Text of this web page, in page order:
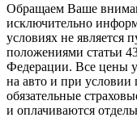
Обращаем Ваше
исключительно
условиях не является
положениями статьи
Федерации. Все цены
на авто и при условии
обязательные
и оплачиваются